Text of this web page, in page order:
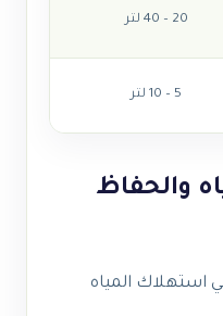
20 – 40 لتر
5 – 10 لتر
والحفاظ
استهلاك المياه